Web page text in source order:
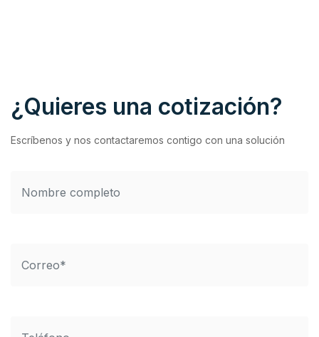
¿Quieres una cotización?
Escríbenos y nos contactaremos contigo con una solución